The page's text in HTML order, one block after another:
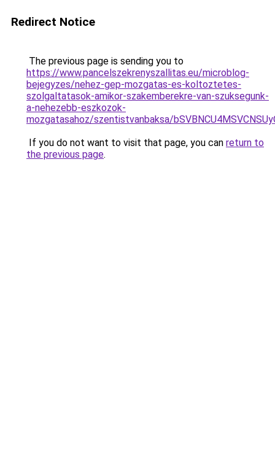
Redirect Notice
The previous page is sending you to
https://www.pancelszekrenyszallitas.eu/microblog-
bejegyzes/nehez-gep-mozgatas-es-koltoztetes-
szolgaltatasok-amikor-szakemberekre-van-szuksegunk-
a-nehezebb-eszkozok-
mozgatasahoz/szentistvanbaksa/
If you do not want to visit that page, you can return to
the previous page.